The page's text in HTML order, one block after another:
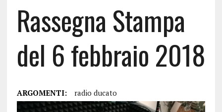
Rassegna Stampa
del 6 febbraio 2018
ARGOMENTI: radio ducato